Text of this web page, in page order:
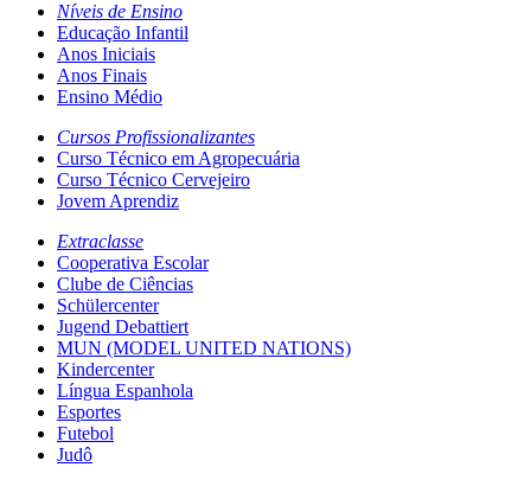
Níveis de Ensino
Educação Infantil
Anos Iniciais
Anos Finais
Ensino Médio
Cursos Profissionalizantes
Curso Técnico em Agropecuária
Curso Técnico Cervejeiro
Jovem Aprendiz
Extraclasse
Cooperativa Escolar
Clube de Ciências
Schülercenter
Jugend Debattiert
MUN (MODEL UNITED NATIONS)
Kindercenter
Língua Espanhola
Esportes
Futebol
Judô